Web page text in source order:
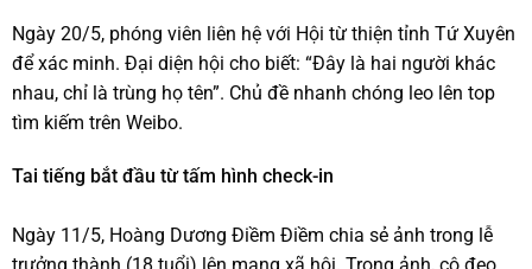
Ngày 20/5, phóng viên liên hệ với Hội từ thiện tỉnh Tứ Xuyên
để xác minh. Đại diện hội cho biết: “Đây là hai người khác
nhau, chỉ là trùng họ tên”. Chủ đề nhanh chóng leo lên top
tìm kiếm trên Weibo.
Tai tiếng bắt đầu từ tấm hình check-in
Ngày 11/5, Hoàng Dương Điềm Điềm chia sẻ ảnh trong lễ